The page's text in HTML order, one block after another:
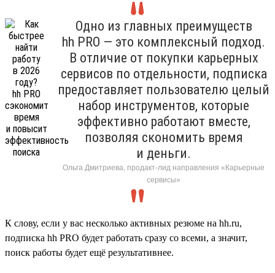
Одно из главных преимуществ
hh PRO — это комплексный подход.
В отличие от покупки карьерных
сервисов по отдельности, подписка
предоставляет пользователю целый
набор инструментов, которые
эффективно работают вместе,
позволяя скономить время
и деньги.
Ольга Дмитриева, продакт-лид направления «Карьерные
сервисы»
К слову, если у вас несколько активных резюме на hh.ru,
подписка hh PRO будет работать сразу со всеми, а значит,
поиск работы будет ещё результативнее.